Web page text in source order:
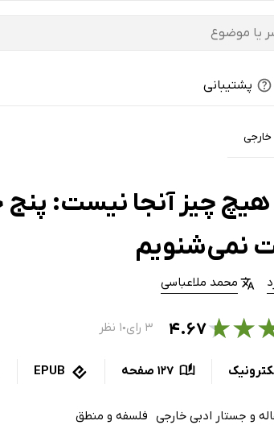
پشتیبانی
خارجی
چیز آنجا نیست: پنج
نمی‌شنویم
محمد ملاعباسی
★
★۴.۶۷ ۳ رای ● ۱ نظر
127 صفحه EPUB
و جستار ادبی خارجی فلسفه و منطق